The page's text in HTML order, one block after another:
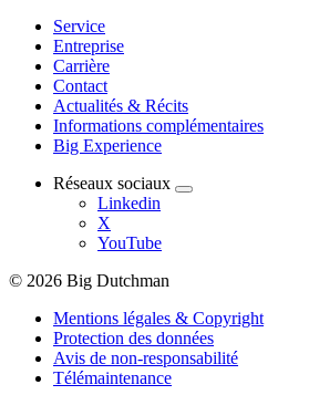
Service
Entreprise
Carrière
Contact
Actualités & Récits
Informations complémentaires
Big Experience
Réseaux sociaux
Linkedin
X
YouTube
© 2026 Big Dutchman
Mentions légales & Copyright
Protection des données
Avis de non-responsabilité
Télémaintenance